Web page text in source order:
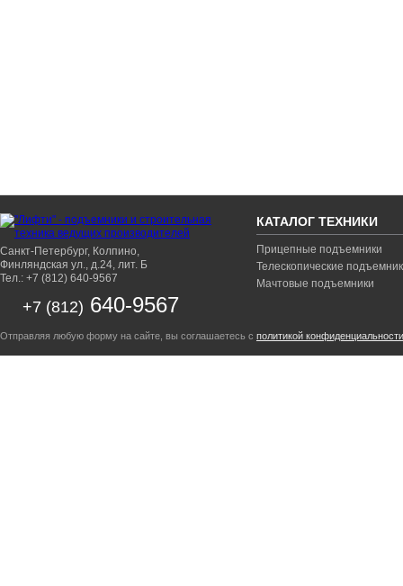
Санкт-Петербург, Колпино,
Финляндская ул., д.24, лит. Б
Тел.: +7 (812) 640-9567
+7 (812) 640-9567
КАТАЛОГ ТЕХНИКИ
Прицепные подъемники
Телескопические
Мачтовые подъемники
Отправляя любую форму на сайте, вы соглашаетесь с политикой конфиденциальности